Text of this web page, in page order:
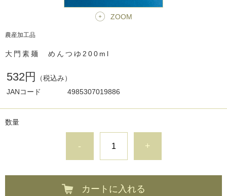
ZOOM
農産加工品
大門素麺 めんつゆ200ml
532円
（税込み）
JANコード
4985307019886
数量
- +
カートに入れる